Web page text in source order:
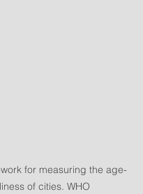
for measuring the age-
of cities. WHO